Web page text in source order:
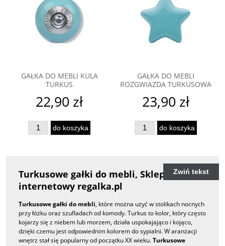
GAŁKA DO MEBLI KULA
TURKUS
22,90 zł
do koszyka
GAŁKA DO MEBLI
ROZGWIAZDA TURKUSOWA
23,90 zł
do koszyka
Zwiń tekst
Turkusowe gałki do mebli, Sklep
internetowy regalka.pl
Turkusowe gałki do mebli, które można użyć w stolikach nocnych
przy łóżku oraz szufladach od komody. Turkus to kolor, który często
kojarzy się z niebem lub morzem, działa uspokajająco i kojąco,
dzięki czemu jest odpowiednim kolorem do sypialni. W aranżacji
wnętrz stał się popularny od początku XX wieku.Turkusowe